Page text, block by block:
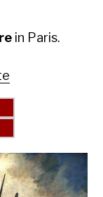
in Paris.